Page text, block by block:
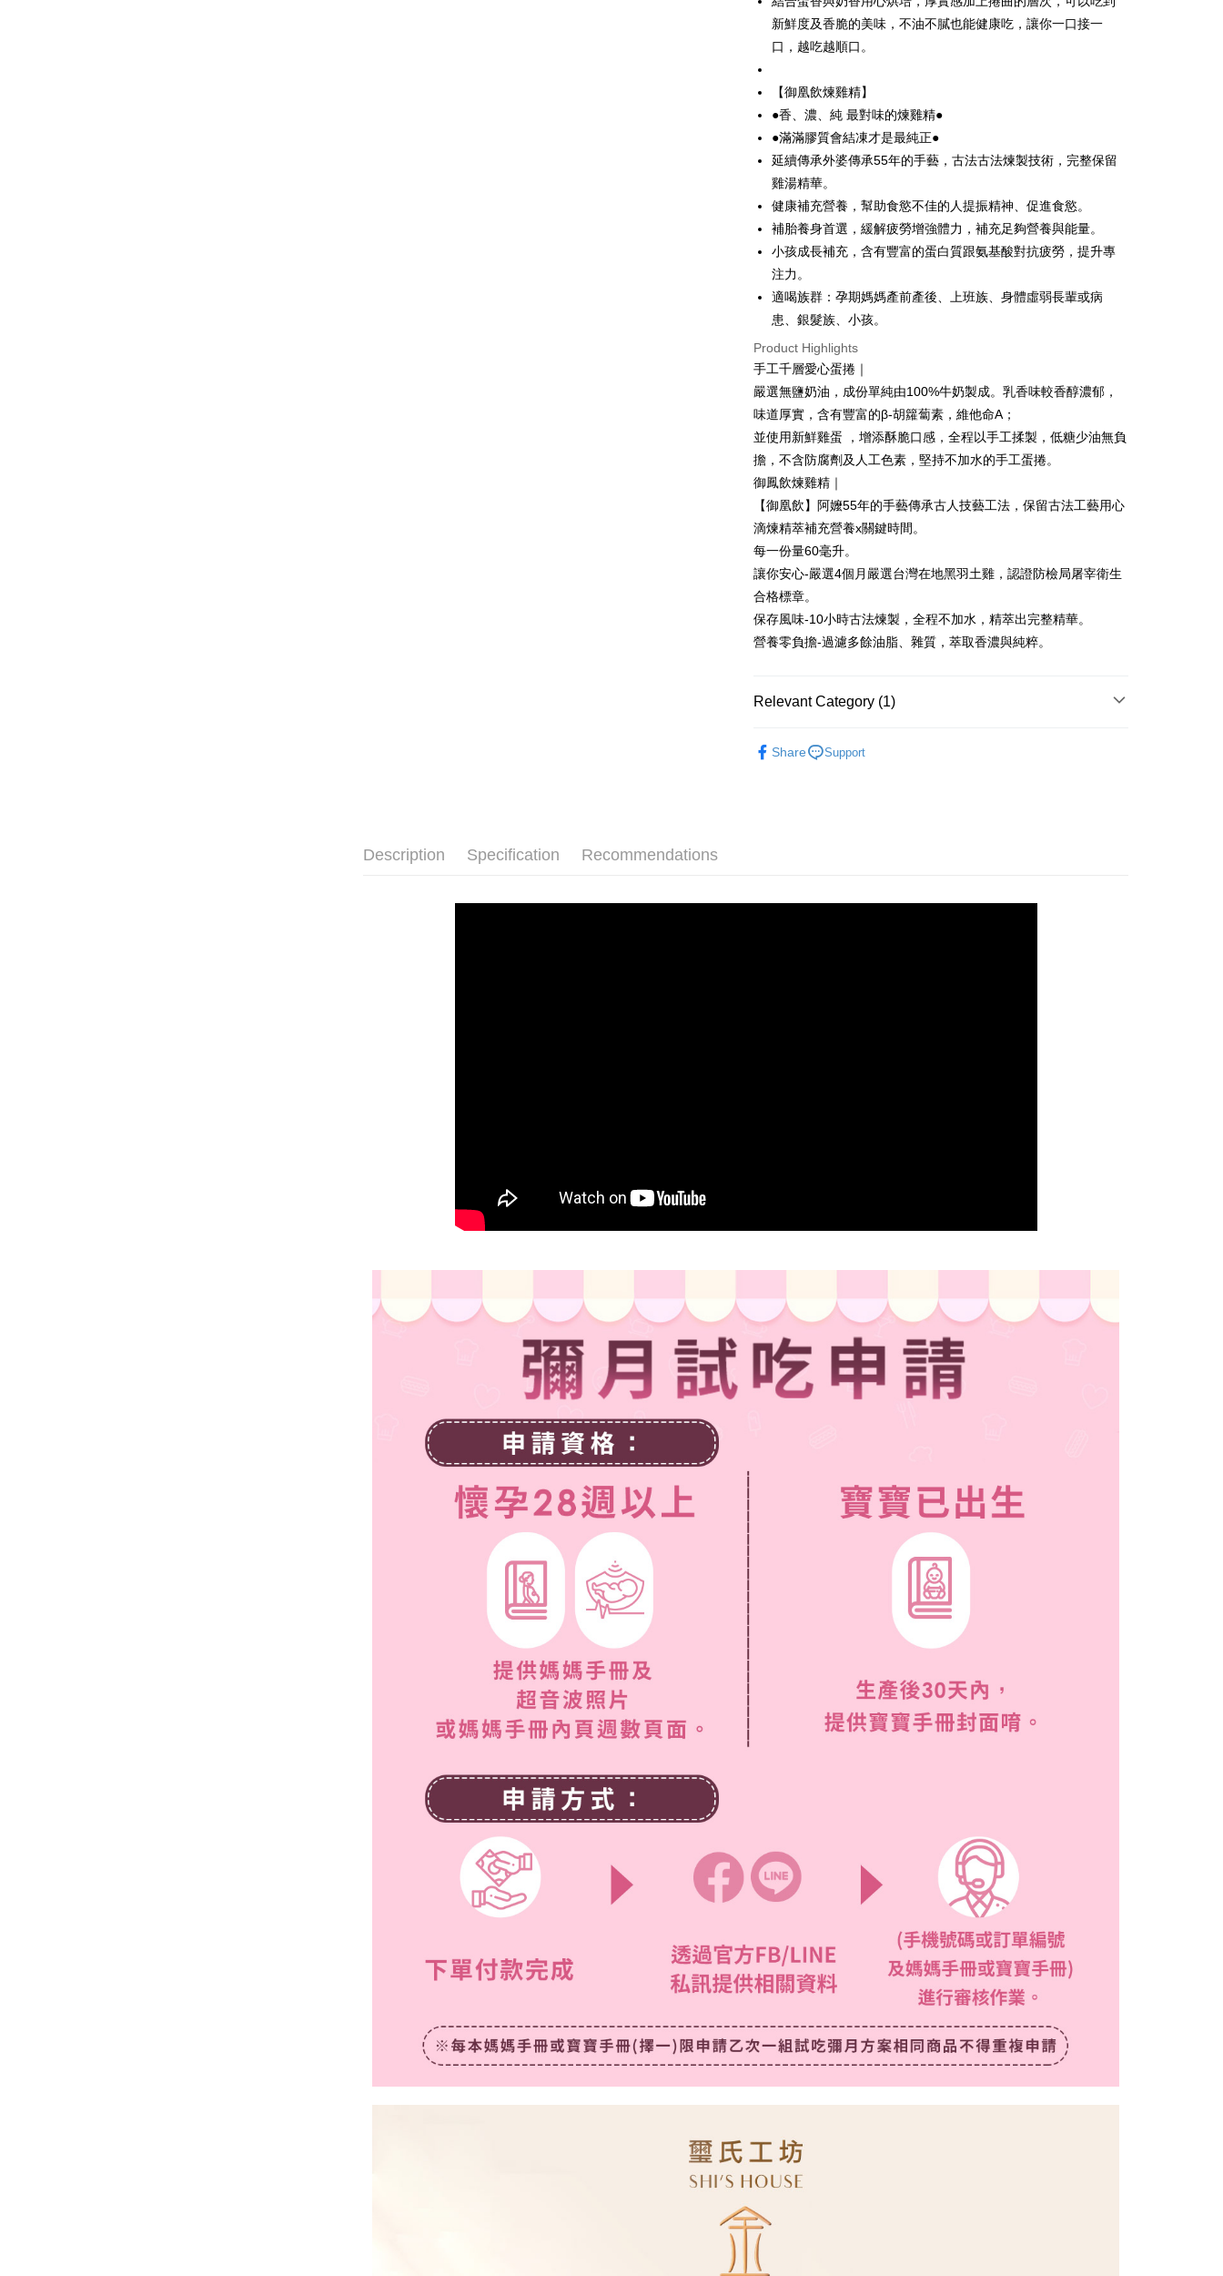
新鮮度及香脆的美味，不油不膩也能健康吃，讓你一口接一
口，越吃越順口。
【御凰飲煉雞精】
●香、濃、純 最對味的煉雞精●
●滿滿膠質會結凍才是最純正●
延續傳承外婆傳承55年的手藝，古法古法煉製技術，完整保留
雞湯精華。
健康補充營養，幫助食慾不佳的人提振精神、促進食慾。
補胎養身首選，緩解疲勞增強體力，補充足夠營養與能量。
小孩成長補充，含有豐富的蛋白質跟氨基酸對抗疲勞，提升專
注力。
適喝族群：孕期媽媽產前產後、上班族、身體虛弱長輩或病
患、銀髮族、小孩。
Product Highlights
手工千層愛心蛋捲｜
嚴選無鹽奶油，成份單純由100%牛奶製成。乳香味較香醇濃郁，
味道厚實，含有豐富的β-胡籮蔔素，維他命A；
並使用新鮮雞蛋 ，增添酥脆口感，全程以手工揉製，低糖少油無負
擔，不含防腐劑及人工色素，堅持不加水的手工蛋捲。
御鳳飲煉雞精｜
【御凰飲】阿嬤55年的手藝傳承古人技藝工法，保留古法工藝用心
滴煉精萃補充營養x關鍵時間。
每一份量60毫升。
讓你安心-嚴選4個月嚴選台灣在地黑羽土雞，認證防檢局屠宰衛生
合格標章。
保存風味-10小時古法煉製，全程不加水，精萃出完整精華。
營養零負擔-過濾多餘油脂、雜質，萃取香濃與純粹。
Relevant Category (1)
Share
Support
Description Specification Recommendations